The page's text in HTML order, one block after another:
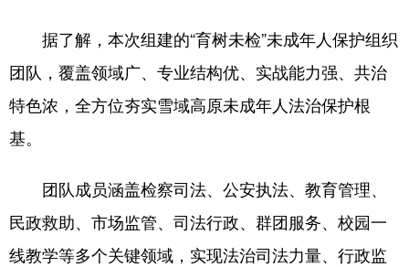
据了解，本次组建的“育树未检”未成年人保护组织
团队，覆盖领域广、专业结构优、实战能力强、共治
特色浓，全方位夯实雪域高原未成年人法治保护根
基。
团队成员涵盖检察司法、公安执法、教育管理、
民政救助、市场监管、司法行政、群团服务、校园一
线教学等多个关键领域，实现法治司法力量、行政监